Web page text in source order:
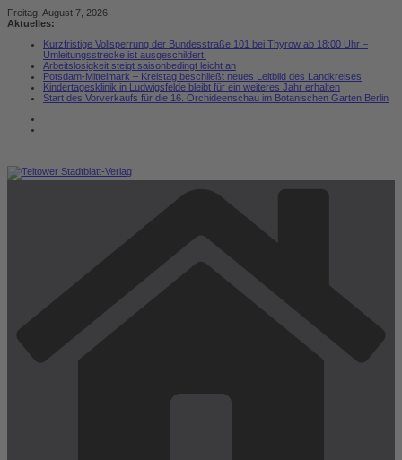
Zum
Inhalt
Freitag, August 7, 2026
Aktuelles:
Kurzfristige Vollsperrung der Bundesstraße 101 bei Thyrow ab 18:00 Uhr –
Umleitungsstrecke ist ausgeschildert
Arbeitslosigkeit steigt saisonbedingt leicht an
Potsdam-Mittelmark – Kreistag beschließt neues Leitbild des Landkreises
Kindertagesklinik in Ludwigsfelde bleibt für ein weiteres Jahr erhalten
Start des Vorverkaufs für die 16. Orchideenschau im Botanischen Garten Berlin